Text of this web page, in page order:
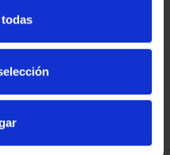
CIUDADES PATRIMONIO
73,00 €